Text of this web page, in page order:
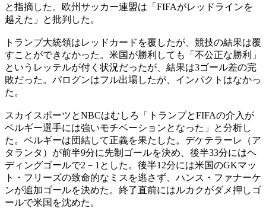
と指摘した。欧州サッカー連盟は「FIFAがレッドラインを
越えた」と批判した。
トランプ大統領はレッドカードを覆したが、競技の結果は覆
すことができなかった。米国が勝利しても「不公正な勝利」
というレッテルが付く状況だったが、結果は3ゴール差の完
敗だった。バログンはフル出場したが、インパクトはなかっ
た。
スカイスポーツとNBCはむしろ「トランプとFIFAの介入が
ベルギー選手には強いモチベーションとなった」と分析し
た。ベルギーは団結して正義を果たした。デケテラーレ（ア
タランタ）が前半9分に先制ゴールを決め、後半33分にはヘ
ディングゴールで2－1とした。後半12分には米国のGKマッ
ト・フリーズの致命的なミスを逃さず、ハンス・ファナーケ
ンが追加ゴールを決めた。終了直前にはルカクがダメ押しゴ
ールで米国を沈めた。